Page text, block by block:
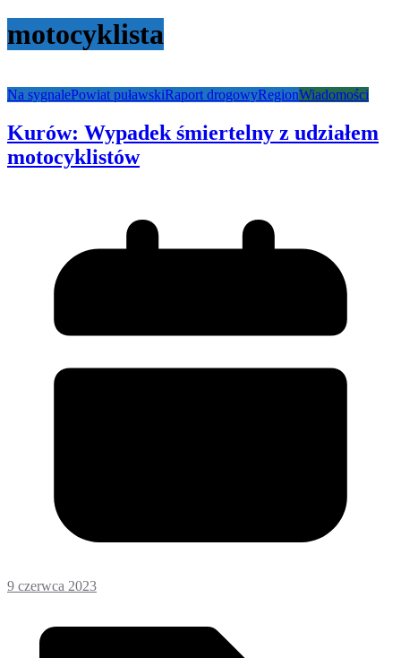
motocyklista
Na sygnalePowiat puławskiRaport drogowyRegionWiadomości
Kurów: Wypadek śmiertelny z udziałem
motocyklistów
9 czerwca 2023